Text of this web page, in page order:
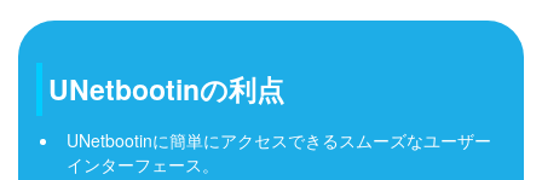
UNetbootinの利点
UNetbootinに簡単にアクセスできるスムーズなユーザー
インターフェース。